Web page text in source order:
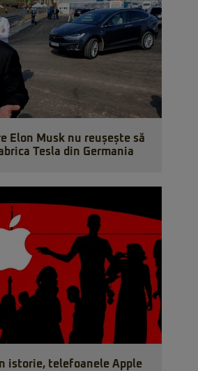
Elon Musk nu reușește să
Tesla din Germania
istorie, telefoanele Apple